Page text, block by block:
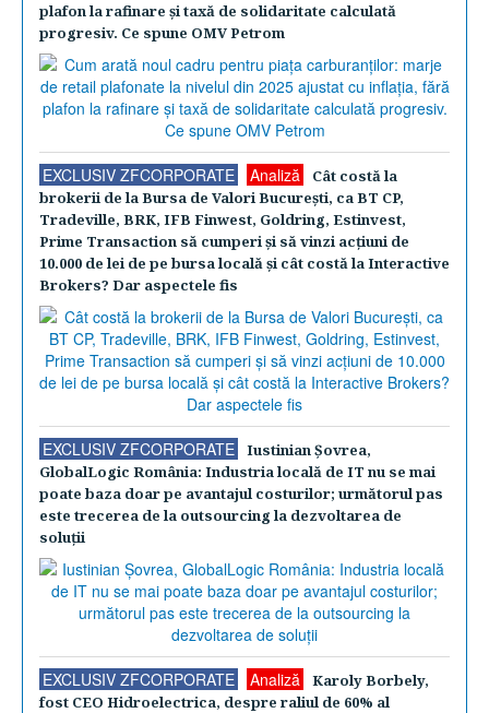
plafon la rafinare şi taxă de solidaritate calculată
progresiv. Ce spune OMV Petrom
EXCLUSIV ZFCORPORATE Analiză
Cât costă la
brokerii de la Bursa de Valori Bucureşti, ca BT CP,
Tradeville, BRK, IFB Finwest, Goldring, Estinvest,
Prime Transaction să cumperi şi să vinzi acţiuni de
10.000 de lei de pe bursa locală şi cât costă la Interactive
Brokers? Dar aspectele fis
EXCLUSIV ZFCORPORATE
Iustinian Şovrea,
GlobalLogic România: Industria locală de IT nu se mai
poate baza doar pe avantajul costurilor; următorul pas
este trecerea de la outsourcing la dezvoltarea de
soluţii
EXCLUSIV ZFCORPORATE Analiză
Karoly Borbely,
fost CEO Hidroelectrica, despre raliul de 60% al